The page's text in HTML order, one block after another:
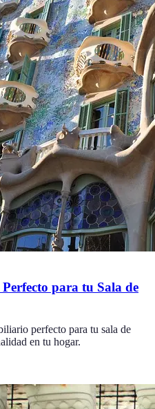
para tu Sala de
perfecto para tu sala de
en tu hogar.